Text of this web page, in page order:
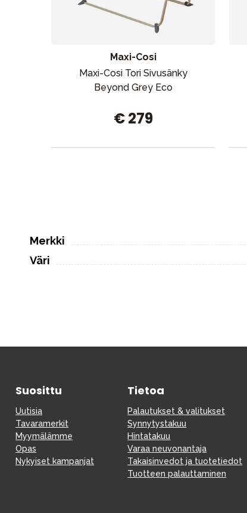
Maxi-Cosi
Maxi-Cosi Tori Sivusänky
Beyond Grey Eco
€ 279
Merkki
Väri
Suosittu
Uutisia
Tavaramerkit
Myymälämme
Opas
Nykyiset kampanjat
Tietoa
Palautukset & valitukset
Synnytystakuu
Hintatakuu
Varaa neuvonantaja
Takaisinvedot ja tuotetiedot
Tuotteen palauttaminen